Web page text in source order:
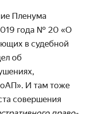
Пленума
года № 20 «О
в судебной
об
И там тоже
совершения